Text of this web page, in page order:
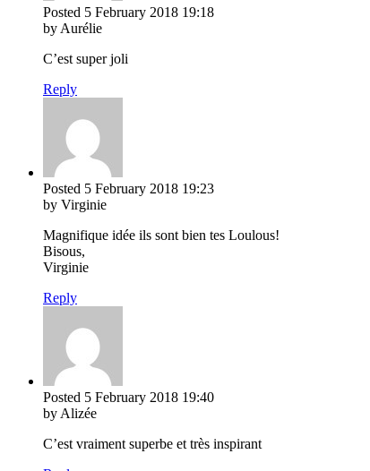
Posted 5 February 2018 19:18
by Aurélie
C’est super joli
Reply
Posted 5 February 2018 19:23
by Virginie
Magnifique idée ils sont bien tes Loulous!
Bisous,
Virginie
Reply
Posted 5 February 2018 19:40
by Alizée
C’est vraiment superbe et très inspirant